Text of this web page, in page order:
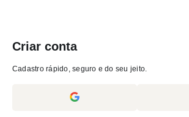
Criar conta
Cadastro rápido, seguro e do seu jeito.